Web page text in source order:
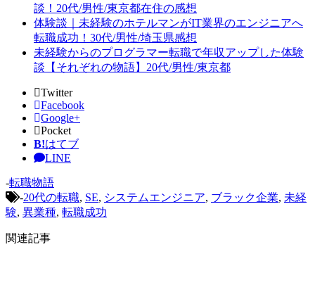
談！20代/男性/東京都在住の感想
体験談｜未経験のホテルマンがIT業界のエンジニアへ
転職成功！30代/男性/埼玉県感想
未経験からのプログラマー転職で年収アップした体験
談【それぞれの物語】20代/男性/東京都
Twitter
Facebook
Google+
Pocket
B!はてブ
LINE
-転職物語
-20代の転職, SE, システムエンジニア, ブラック企業, 未経
験, 異業種, 転職成功
関連記事